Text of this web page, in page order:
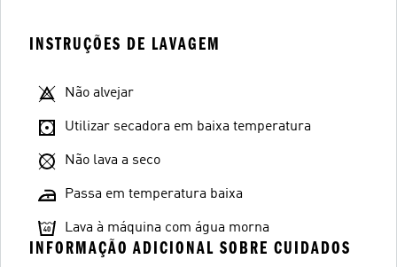
INSTRUÇÕES DE LAVAGEM
Não alvejar
Utilizar secadora em baixa temperatura
Não lava a seco
Passa em temperatura baixa
Lava à máquina com água morna
INFORMAÇÃO ADICIONAL SOBRE CUIDADOS